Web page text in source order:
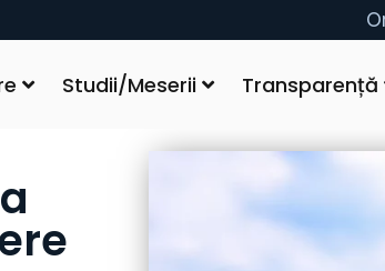
Studii/Meserii Transparență